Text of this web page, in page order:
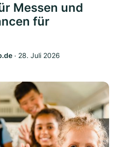
Messen und
für
‧ 28. Juli 2026